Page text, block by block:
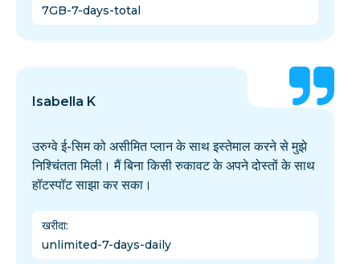
7GB-7-days-total
Isabella K
उरुग्वे ई-सिम को असीमित प्लान के साथ इस्तेमाल करने से मुझे
निश्चिंतता मिली। मैं बिना किसी रुकावट के अपने दोस्तों के साथ
हॉटस्पॉट साझा कर सका।
खरीदा:
unlimited-7-days-daily